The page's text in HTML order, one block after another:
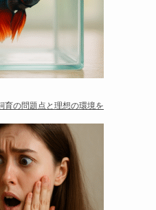
育の問題点と理想の環境を